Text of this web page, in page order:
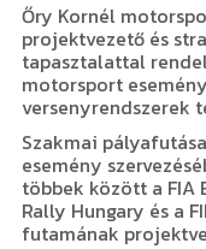
Őry Kornél
projektvezető és
tapasztalattal
motorsport
versenyrendszerek
Szakmai
esemény
többek között a FIA
Rally Hungary és a
futamának